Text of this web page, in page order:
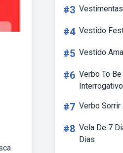
#3
#4 Vestido
#5 Vestido
#6 Verbo To
Interrogativo
#7 Verbo
#8 Vela De 7
Dias